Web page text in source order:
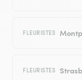
FLEURISTES
FLEURISTES